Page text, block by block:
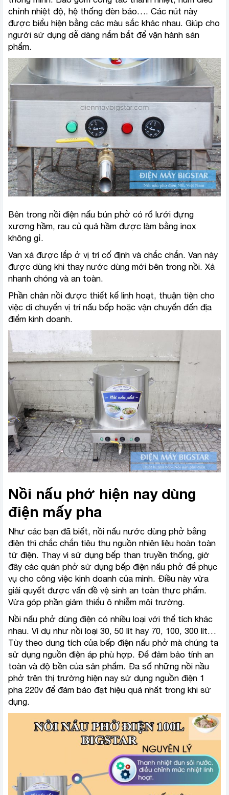
chỉnh nhiệt độ, hệ thống đèn báo…. Các nút này
được biểu hiện bằng các màu sắc khác nhau. Giúp cho
người sử dụng dễ dàng nắm bắt để vận hành sản
phẩm.
Bên trong nồi điện nấu bún phở có rổ lưới đựng
xương hầm, rau củ quả hầm được làm bằng inox
không gỉ.
Van xả được lắp ở vị trí cố định và chắc chắn. Van này
được dùng khi thay nước dùng mới bên trong nồi. Xả
nhanh chóng và an toàn.
Phần chân nồi được thiết kế linh hoạt, thuận tiện cho
việc di chuyển vị trí nấu bếp hoặc vận chuyển đến địa
điểm kinh doanh.
Nồi nấu phở hiện nay dùng
điện mấy pha
Như các bạn đã biết, nồi nấu nước dùng phở bằng
điện thì chắc chắn tiêu thụ nguồn nhiên liệu hoàn toàn
từ điện. Thay vì sử dụng bếp than truyền thống, giờ
đây các quán phở sử dụng bếp điện nấu phở để phục
vụ cho công việc kinh doanh của mình. Điều này vừa
giải quyết được vấn đề vệ sinh an toàn thực phẩm.
Vừa góp phần giảm thiểu ô nhiễm môi trường.
Nồi nấu phở dùng điện có nhiều loại với thể tích khác
nhau. Ví dụ như nồi loại 30, 50 lít hay 70, 100, 300 lít…
Tùy theo dung tích của bếp điện nấu phở mà chúng ta
sử dụng nguồn điện áp phù hợp. Để đảm bảo tính an
toàn và độ bền của sản phẩm. Đa số những nồi nầu
phở trên thị trường hiện nay sử dụng nguồn điện 1
pha 220v để đảm bảo đạt hiệu quả nhất trong khi sử
dụng.